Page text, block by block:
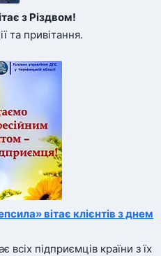
з Різдвом!
та привітання.
вітає клієнтів з днем
всіх підприємців країни з їх